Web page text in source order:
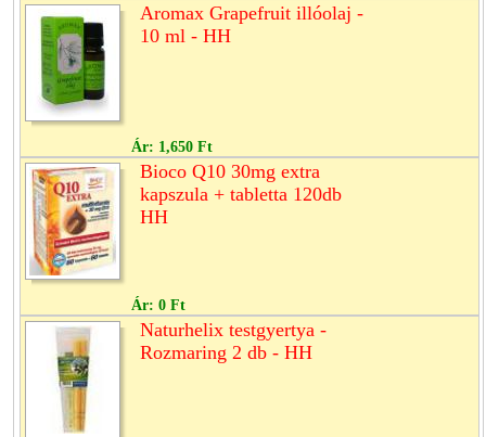
Aromax Grapefruit illóolaj -
10 ml - HH
Ár: 1,650 Ft
Bioco Q10 30mg extra
kapszula + tabletta 120db
HH
Ár: 0 Ft
Naturhelix testgyertya -
Rozmaring 2 db - HH